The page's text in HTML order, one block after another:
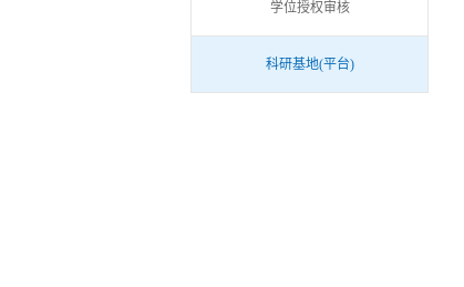
学位授权审核
科研基地(平台)